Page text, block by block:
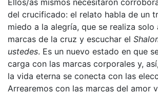
del crucificado: el relato habla de un
miedo a la alegría, que se realiza
marcas de la cruz y escuchar el
ustedes. Es un nuevo estado en que
carga con las marcas corporales y,
la vida eterna se conecta con las
Arrearemos con las marcas del amor